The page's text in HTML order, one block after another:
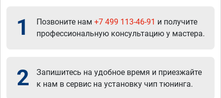
1 Позвоните нам +7 499 113-46-91 и получите
профессиональную консультацию у мастера.
2
Запишитесь на удобное время и приезжайте
к нам в сервис на установку чип тюнинга.